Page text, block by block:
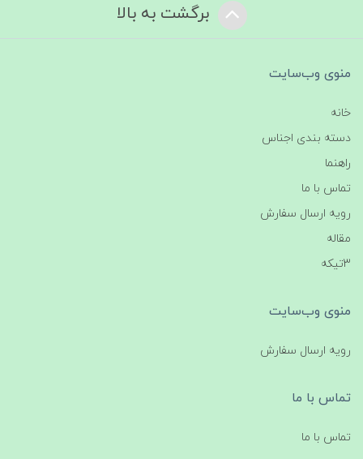
برگشت به بالا
منوی وب‌سایت
خانه
دسته بندی اجناس
راهنما
تماس با ما
رویه ارسال سفارش
مقاله
3تیکه
منوی وب‌سایت
رویه ارسال سفارش
تماس با ما
تماس با ما